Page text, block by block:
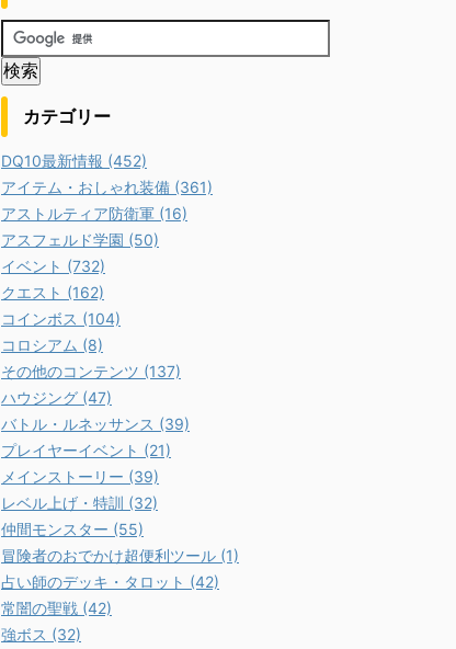
カテゴリー
DQ10最新情報 (452)
アイテム・おしゃれ装備 (361)
アストルティア防衛軍 (16)
アスフェルド学園 (50)
イベント (732)
クエスト (162)
コインボス (104)
コロシアム (8)
その他のコンテンツ (137)
ハウジング (47)
バトル・ルネッサンス (39)
プレイヤーイベント (21)
メインストーリー (39)
レベル上げ・特訓 (32)
仲間モンスター (55)
冒険者のおでかけ超便利ツール (1)
占い師のデッキ・タロット (42)
常闇の聖戦 (42)
強ボス (32)